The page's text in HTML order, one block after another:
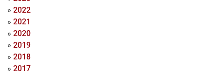
» 2022
» 2021
» 2020
» 2019
» 2018
» 2017